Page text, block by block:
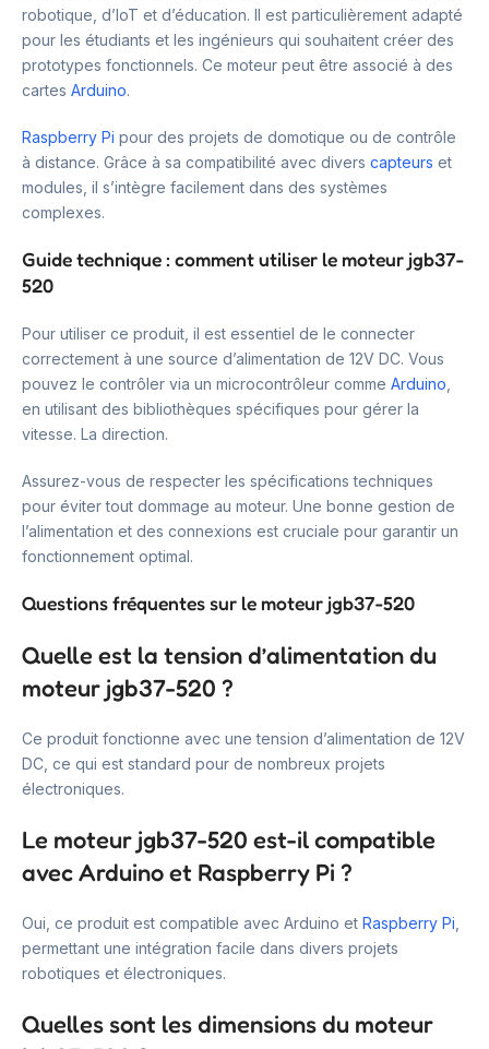
robotique, d’IoT et d’éducation. Il est particulièrement adapté
pour les étudiants et les ingénieurs qui souhaitent créer des
prototypes fonctionnels. Ce moteur peut être associé à des
cartes Arduino.
Raspberry Pi pour des projets de domotique ou de contrôle
à distance. Grâce à sa compatibilité avec divers capteurs et
modules, il s’intègre facilement dans des systèmes
complexes.
Guide technique : comment utiliser le moteur jgb37-
520
Pour utiliser ce produit, il est essentiel de le connecter
correctement à une source d’alimentation de 12V DC. Vous
pouvez le contrôler via un microcontrôleur comme Arduino
en utilisant des bibliothèques spécifiques pour gérer la
vitesse. La direction.
Assurez-vous de respecter les spécifications techniques
pour éviter tout dommage au moteur. Une bonne gestion de
l’alimentation et des connexions est cruciale pour garantir un
fonctionnement optimal.
Questions fréquentes sur le moteur jgb37-520
Quelle est la tension d’alimentation du
moteur jgb37-520 ?
Ce produit fonctionne avec une tension d’alimentation de 12V
DC, ce qui est standard pour de nombreux projets
électroniques.
Le moteur jgb37-520 est-il compatible
avec Arduino et Raspberry Pi ?
Oui, ce produit est compatible avec Arduino et Raspberry Pi
permettant une intégration facile dans divers projets
robotiques et électroniques.
Quelles sont les dimensions du moteur